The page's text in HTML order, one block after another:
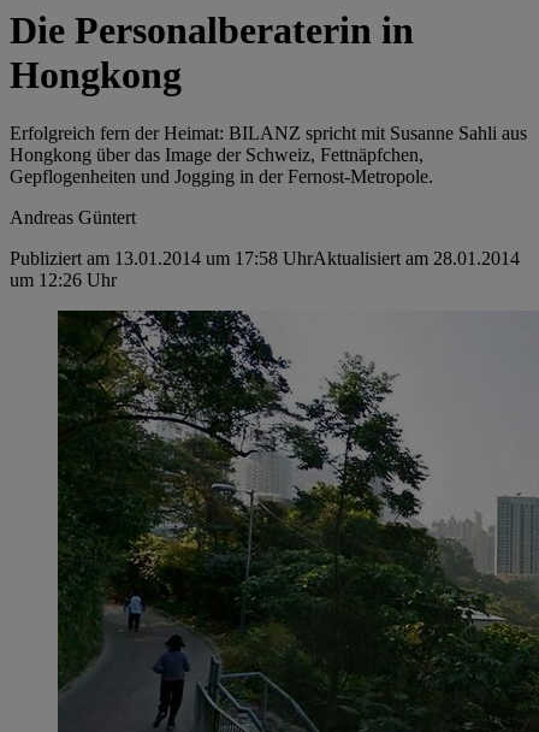
Die Personalberaterin in
Hongkong
Erfolgreich fern der Heimat: BILANZ spricht mit Susanne Sahli aus
Hongkong über das Image der Schweiz, Fettnäpfchen,
Gepflogenheiten und Jogging in der Fernost-Metropole.
Andreas Güntert
Publiziert am 13.01.2014 um 17:58 UhrAktualisiert am 28.01.2014
um 12:26 Uhr